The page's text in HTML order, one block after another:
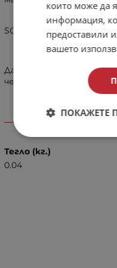
SQ фолио за батерии
Дайте нов изглед на
черно фолио от SQ!
Тегло (кг.)
0.04
които може да
информация,
предоставили
вашето
ПОКАЖЕТЕ